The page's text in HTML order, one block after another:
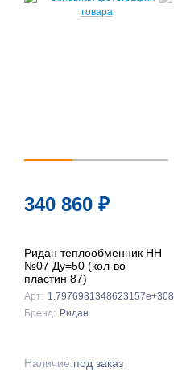
340 860 ₽
Ридан теплообменник НН
№07 Ду=50 (кол-во
пластин 87)
Арт: 1.7976931348623157e+308
Бренд: Ридан
Наличие:под заказ